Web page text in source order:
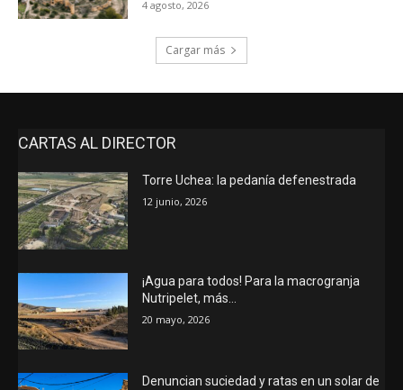
4 agosto, 2026
Cargar más
CARTAS AL DIRECTOR
Torre Uchea: la pedanía defenestrada
12 junio, 2026
¡Agua para todos! Para la macrogranja
Nutripelet, más…
20 mayo, 2026
Denuncian suciedad y ratas en un solar de